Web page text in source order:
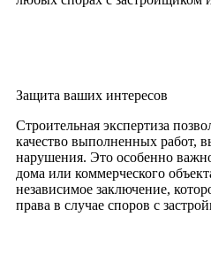
Защита ваших интересов
Строительная экспертиза
качество выполненных работ,
нарушения. Это особенно
дома или коммерческого
независимое заключение,
права в случае споров с